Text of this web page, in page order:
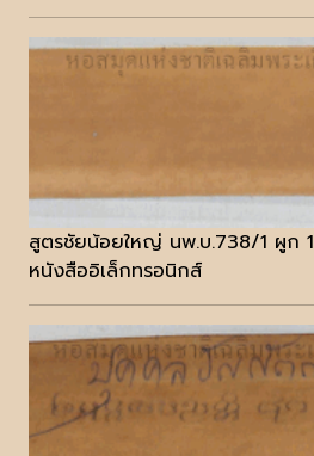
สูตรชัยน้อยใหญ่ นพ.บ.738/1 ผูก 1
หนังสืออิเล็กทรอนิกส์